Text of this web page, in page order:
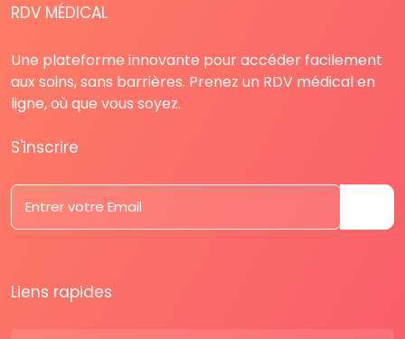
RDV MÉDICAL
Une plateforme innovante pour accéder facilement
aux soins, sans barrières. Prenez un RDV médical en
ligne, où que vous soyez.
S'inscrire
Liens rapides